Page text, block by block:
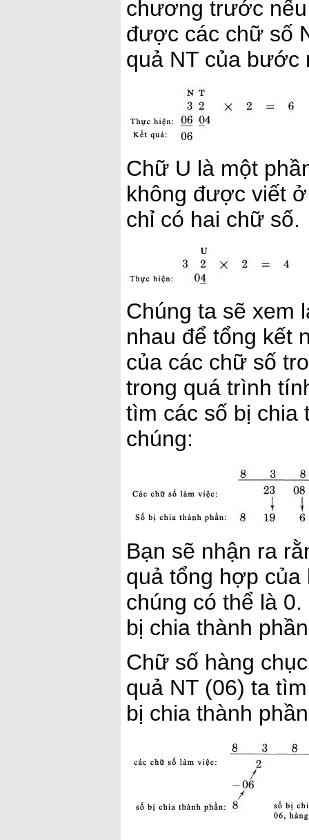
chương trước
được các chữ số
quả NT của bước
Chữ U là một
không được viết
chỉ có hai chữ số.
Chúng ta sẽ xem
nhau để tổng kết
của các chữ số
trong quá trình
tìm các số bị
chúng:
Bạn sẽ nhận ra
quả tổng hợp
chúng có thể là
bị chia thành
Chữ số hàng
quả NT (06) ta
bị chia thành